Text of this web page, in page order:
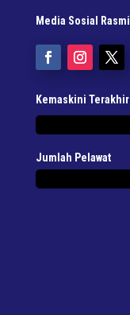
Media Sosial Rasmi
Kemaskini Terakhir
Jumlah Pelawat